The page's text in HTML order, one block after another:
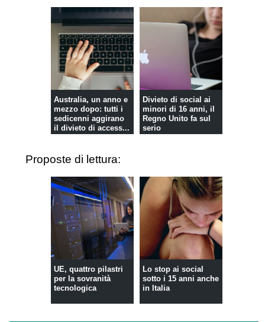
Australia, un anno e
mezzo dopo: tutti i
sedicenni aggirano
il divieto di access...
Divieto di social ai
minori di 16 anni, il
Regno Unito fa sul
serio
Proposte di lettura:
UE, quattro pilastri
per la sovranità
tecnologica
Lo stop ai social
sotto i 15 anni anche
in Italia